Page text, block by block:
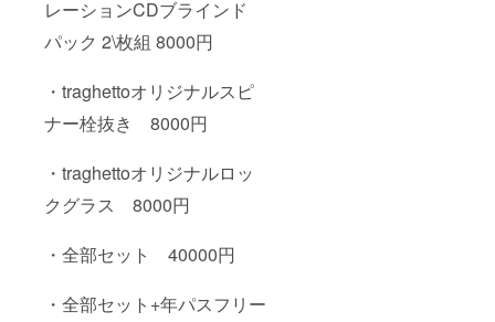
レーションCDブラインド
パック 2\枚組 8000円
・traghettoオリジナルスピ
ナー栓抜き 8000円
・traghettoオリジナルロッ
クグラス 8000円
・全部セット 40000円
・全部セット+年パスフリー